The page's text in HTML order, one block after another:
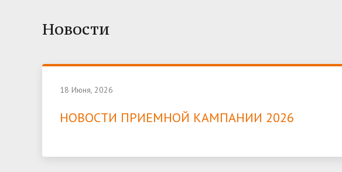
Новости
18 Июня, 2026
НОВОСТИ ПРИЕМНОЙ КАМПАНИИ 2026